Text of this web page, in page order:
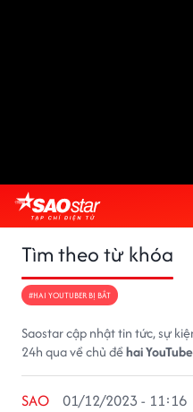
Tìm theo từ khóa
#HAI YOUTUBER BỊ BẮT
Saostar cập nhật tin tức, sự
24h qua về chủ đềhai
SAO 01/12/2023 - 11:16